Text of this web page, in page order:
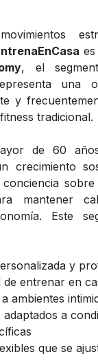
, el
una
y
tradicional.
de 60
crecimiento
mantener
Este
y
de entrenar en
ambientes
a
que se